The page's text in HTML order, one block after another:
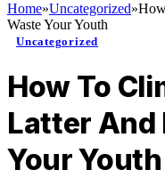
Home»Uncategorized»
Waste Your Youth
Uncategorized
How To
Latter And
Your Youth